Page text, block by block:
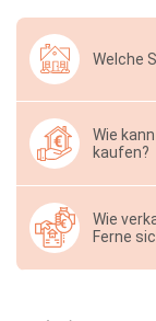
Welche
Wie
kaufen?
Wie
Ferne